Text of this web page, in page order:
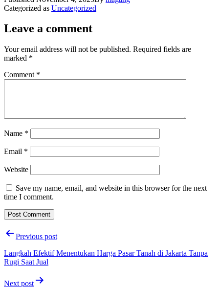
Categorized as Uncategorized
Leave a comment
Your email address will not be published. Required fields are
marked *
Comment *
Name *
Email *
Website
Save my name, email, and website in this browser for the next
time I comment.
PostPrevious post
Langkah Efektif Menentukan Harga Pasar Tanah di Jakarta Tanpa
Rugi Saat Jual
Next post